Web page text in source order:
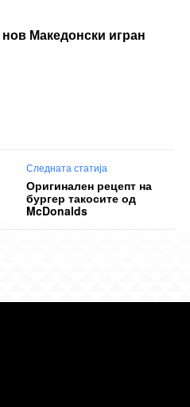
Македонски игран
Следната статија
Оригинален рецепт на
бургер такосите од
McDonalds